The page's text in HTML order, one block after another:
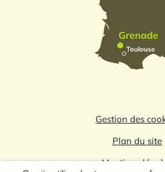
Gestion des
Plan du site
Mentions